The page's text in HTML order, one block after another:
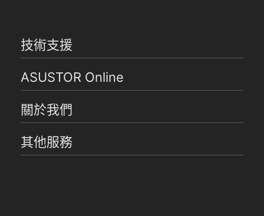
技術支援
ASUSTOR Online
關於我們
其他服務